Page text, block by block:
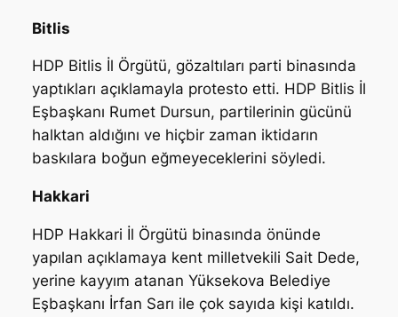
Bitlis
HDP Bitlis İl Örgütü, gözaltıları parti binasında
yaptıkları açıklamayla protesto etti. HDP Bitlis İl
Eşbaşkanı Rumet Dursun, partilerinin gücünü
halktan aldığını ve hiçbir zaman iktidarın
baskılara boğun eğmeyeceklerini söyledi.
Hakkari
HDP Hakkari İl Örgütü binasında önünde
yapılan açıklamaya kent milletvekili Sait Dede,
yerine kayyım atanan Yüksekova Belediye
Eşbaşkanı İrfan Sarı ile çok sayıda kişi katıldı.